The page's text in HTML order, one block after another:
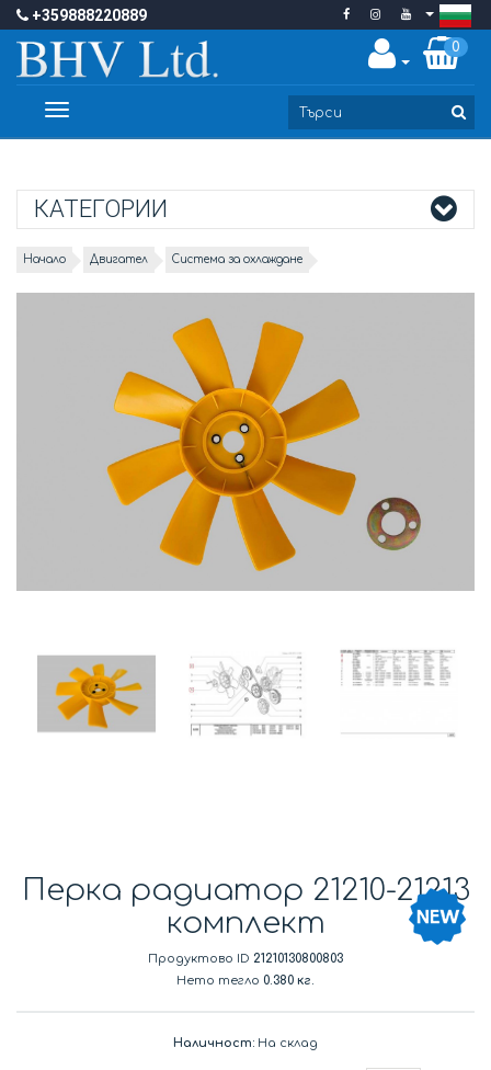
+359888220889
0
Toggle
КАТЕГОРИИ
Начало Двигател Система за охлаждане
Перка радиатор 21210-21213
комплект
Продуктово ID 21210130800803
Нето тегло 0.380 кг.
Наличност: На склад